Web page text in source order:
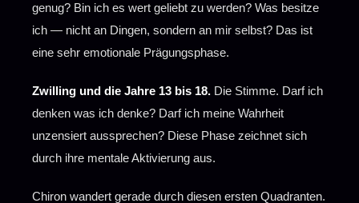
genug? Bin ich es wert geliebt zu werden? Was besitze
ich — nicht an Dingen, sondern an mir selbst? Das ist
eine sehr emotionale Prägungsphase.
Zwilling und die Jahre 13 bis 18. Die Stimme. Darf ich
denken was ich denke? Darf ich meine Wahrheit
unzensiert aussprechen? Diese Phase zeichnet sich
durch ihre mentale Aktivierung aus.
Chiron wandert gerade durch diesen ersten Quadranten.